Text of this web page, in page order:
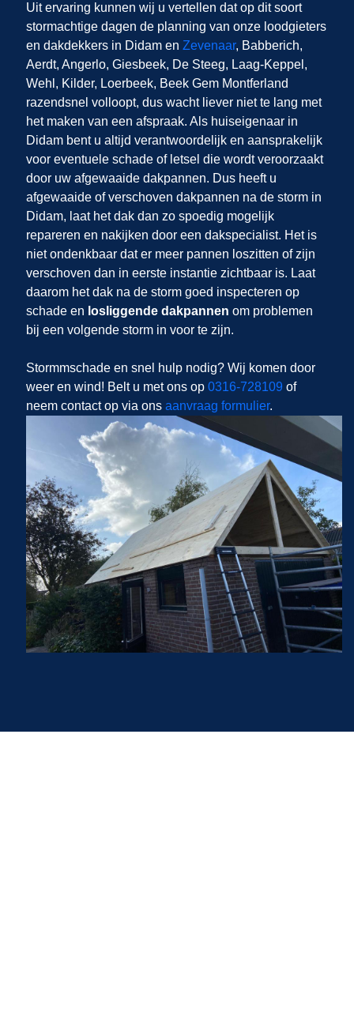
Uit ervaring kunnen wij u vertellen dat op dit soort
stormachtige dagen de planning van onze loodgieters
en dakdekkers in Didam en Zevenaar, Babberich,
Aerdt, Angerlo, Giesbeek, De Steeg, Laag-Keppel,
Wehl, Kilder, Loerbeek, Beek Gem Montferland
razendsnel volloopt, dus wacht liever niet te lang met
het maken van een afspraak. Als huiseigenaar in
Didam bent u altijd verantwoordelijk en aansprakelijk
voor eventuele schade of letsel die wordt veroorzaakt
door uw afgewaaide dakpannen. Dus heeft u
afgewaaide of verschoven dakpannen na de storm in
Didam, laat het dak dan zo spoedig mogelijk
repareren en nakijken door een dakspecialist. Het is
niet ondenkbaar dat er meer pannen loszitten of zijn
verschoven dan in eerste instantie zichtbaar is. Laat
daarom het dak na de storm goed inspecteren op
schade en losliggende dakpannen om problemen
bij een volgende storm in voor te zijn.
Stormmschade en snel hulp nodig? Wij komen door
weer en wind! Belt u met ons op 0316-728109 of
neem contact op via ons aanvraag formulier.